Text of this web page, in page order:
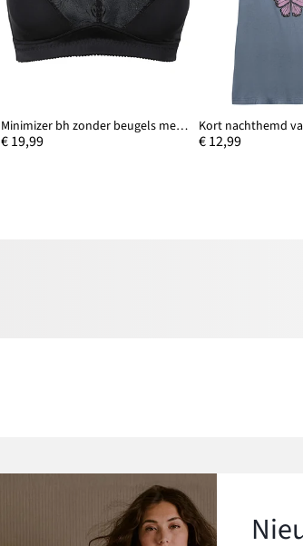
Minimizer bh zonder beugels met gewatteerde bandjes
€ 19,99 € 12,99